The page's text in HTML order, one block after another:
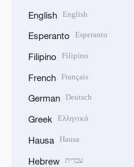
English English
Esperanto Esperanto
Filipino Filipino
French Français
German Deutsch
Greek Ελληνικά
Hausa Hausa
Hebrew עברית